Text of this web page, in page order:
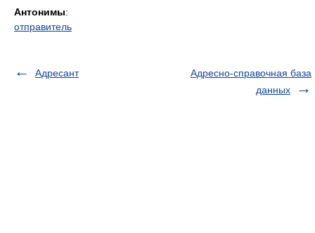
Антонимы:
отправитель
Адресант
Адресно-справочная база
данных